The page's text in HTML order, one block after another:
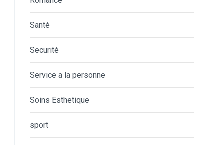
Santé
Securité
Service a la personne
Soins Esthetique
sport